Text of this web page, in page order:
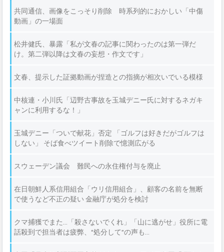
共同通信、画像をこっそり削除 時系列的におかしい「中傷
動画」の一場面
松井健氏、暴露「私が文春の記事に関わったのは第一弾だ
け。第二弾以降は文春の妄想・作文です」
文春、提示した証拠動画が捏造との指摘が相次いでいる模様
中核連・小川氏「辺野古事故を玉城デニー氏に対するネガキ
ャンに利用するな！」
玉城デニー「ついで献花」否定 「ゴルフは好きだがゴルフは
しない」 そば食べツイート削除で憶測広がる
スウェーデン議会 難民への永住権付与を廃止
在日朝鮮人系信用組合「ウリ信用組合」、顧客の名前を無断
で使うなど不正の疑い 金融庁が処分を検討
クマ捕獲でまた…「殺さないでくれ」「山に逃がせ」役所に電
話殺到で担当者は疲弊、“処分して”の声も…